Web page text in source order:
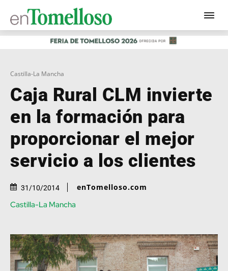
Castilla-La Mancha
Caja Rural CLM invierte
en la formación para
proporcionar el mejor
servicio a los clientes
31/10/2014 enTomelloso.com
Castilla-La Mancha